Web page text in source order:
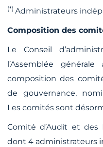
(*) Administrateurs
Composition des
Le Conseil
l’Assemblée
composition des
de gouvernance,
Les comités sont
Comité d’Audit et des
dont 4 administrateurs